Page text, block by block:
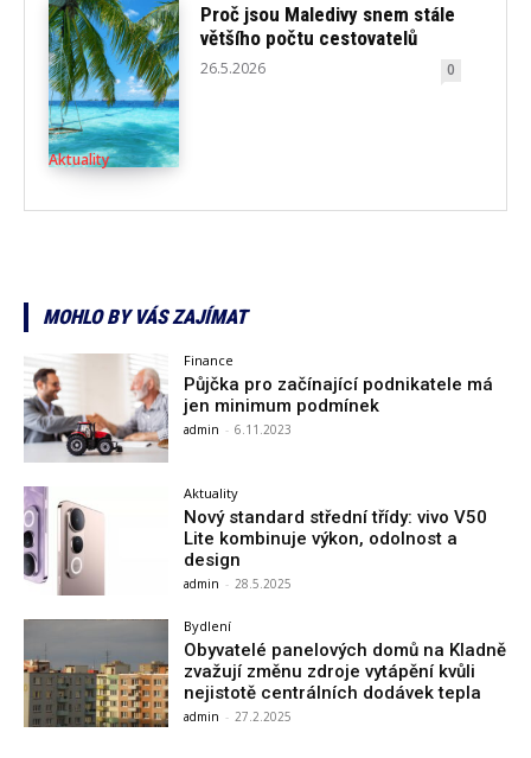
Aktuality
Proč jsou Maledivy snem stále
většího počtu cestovatelů
26.5.2026 0
MOHLO BY VÁS ZAJÍMAT
Finance
Půjčka pro začínající podnikatele má
jen minimum podmínek
admin - 6.11.2023
Aktuality
Nový standard střední třídy: vivo V50
Lite kombinuje výkon, odolnost a
design
admin - 28.5.2025
Bydlení
Obyvatelé panelových domů na Kladně
zvažují změnu zdroje vytápění kvůli
nejistotě centrálních dodávek tepla
admin - 27.2.2025